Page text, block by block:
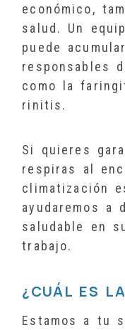
económico,
salud. Un
puede
responsables
como la
rinitis.
Si quieres
respiras al
climatización
ayudaremos a
saludable en
trabajo.
¿CUÁL ES
Estamos a tu